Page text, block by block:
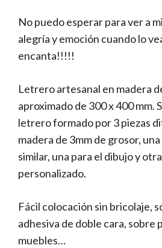
No puedo esperar para ver a
alegría y emoción cuando lo
encanta!!!!!
Letrero artesanal en madera
aproximado de 300 x 400 mm.
letrero formado por 3 piezas
madera de 3mm de grosor,
similar, una para el dibujo y
personalizado.
Fácil colocación sin bricolaje,
adhesiva de doble cara, sobre
muebles…